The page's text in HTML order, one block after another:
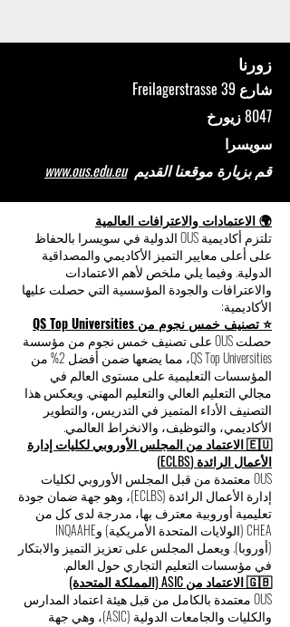
زورنا
شارع Freilagerstrasse 39
8047 زيورخ
سويسرا
قم بزيارة موقعنا القديمwww.ous.edu.eu
🌍 الاعتمادات والاعترافات العالمية
تلتزم أكاديمية OUS الدولية في سويسرا بالحفاظ
على أعلى معايير التميز الأكاديمي والمصداقية
الدولية. وفيما يلي ملخص لأهم الاعتمادات
والاعترافات والجودة المؤسسية التي حصلت عليها
الأكاديمية:
⭐ تصنيف خمس نجوم من QS Top Universities
حصلت OUS على تصنيف خمس نجوم من مؤسسة
QS Top Universities، مما يضعها ضمن أفضل 2% من
المؤسسات التعليمية على مستوى العالم في
مجالي التعليم العالي والتعليم المهني. ويعكس هذا
التصنيف الأداء المتميز في التدريس، والتطوير
الأكاديمي، والتوظيف، والانخراط العالمي.
🇪🇺 الاعتماد من المجلس الأوروبي لكليات إدارة
الأعمال الرائدة (ECLBS)
OUS معتمدة من قبل المجلس الأوروبي لكليات
إدارة الأعمال الرائدة (ECLBS)، وهو جهة ضمان جودة
تعليمية أوروبية معترف بها، مدرجة لدى كل من
CHEA (الولايات المتحدة الأمريكية) وINQAAHE
(أوروبا). ويعمل المجلس على تعزيز التميز والابتكار
في مؤسسات التعليم التجاري حول العالم.
🇬🇧 الاعتماد من ASIC (المملكة المتحدة)
OUS معتمدة بالكامل من قبل هيئة اعتماد المدارس
والكليات والجامعات الدولية (ASIC)، وهي جهة